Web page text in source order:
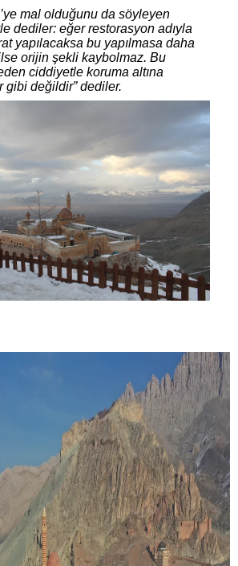
mal olduğunu da söyleyen
dediler: eğer restorasyon adıyla
yapılacaksa bu yapılmasa daha
orijin şekli kaybolmaz. Bu
ciddiyetle koruma altına
gibi değildir” dediler.